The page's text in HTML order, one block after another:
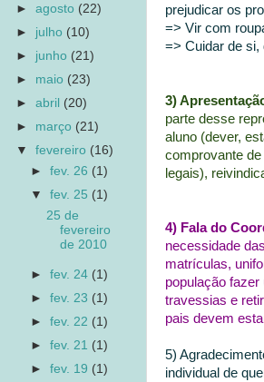
prejudicar os
=> Vir com
=> Cuidar de si,
3)
parte desse
aluno (dever,
comprovante
legais),
4) Fala do
necessidade
matrículas,
população
travessias e
pais devem
5)
individual de
►agosto (22)
► julho (10)
► junho (21)
► maio (23)
►abril (20)
► março (21)
▼fevereiro (16)
►fev. 26 (1)
▼fev. 25 (1)
25 de
fevereiro
de 2010
►fev. 24 (1)
►fev. 23 (1)
►fev. 22 (1)
►fev. 21 (1)
►fev. 19 (1)